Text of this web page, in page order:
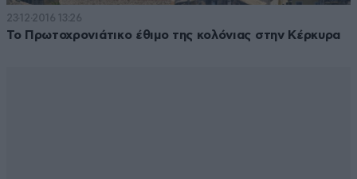
23·12·2016 13:26
Το Πρωτοχρονιάτικο έθιμο της κολόνιας στην Κέρκυρα